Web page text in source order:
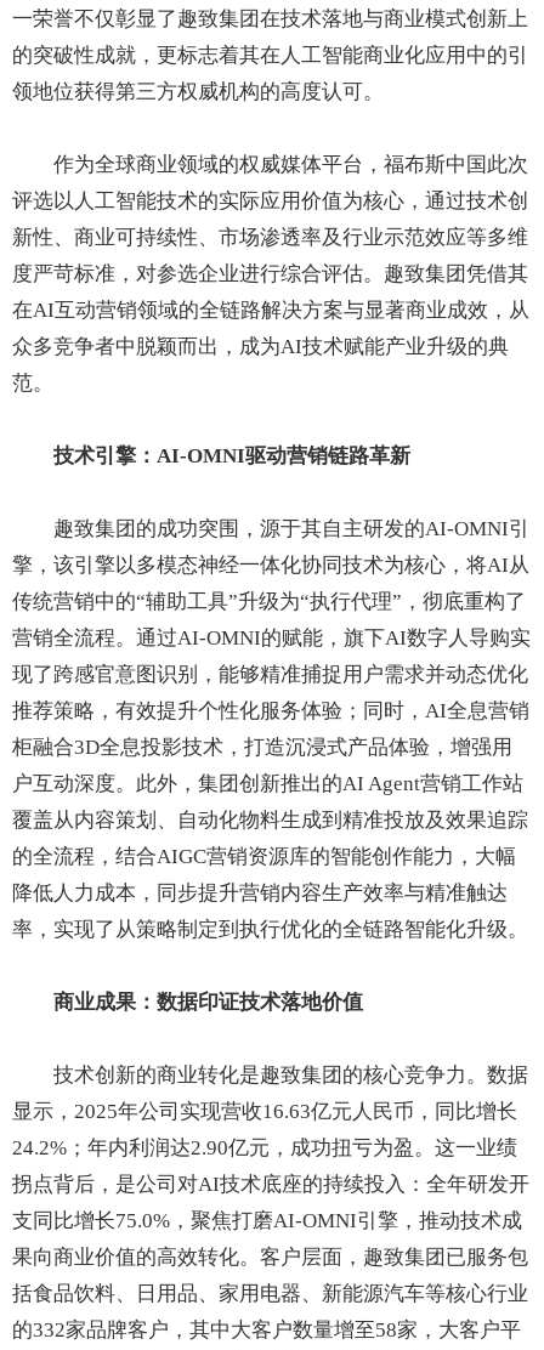
一荣誉不仅彰显了趣致集团在技术落地与商业模式创新上
的突破性成就，更标志着其在人工智能商业化应用中的引
领地位获得第三方权威机构的高度认可。
作为全球商业领域的权威媒体平台，福布斯中国此次
评选以人工智能技术的实际应用价值为核心，通过技术创
新性、商业可持续性、市场渗透率及行业示范效应等多维
度严苛标准，对参选企业进行综合评估。趣致集团凭借其
在AI互动营销领域的全链路解决方案与显著商业成效，从
众多竞争者中脱颖而出，成为AI技术赋能产业升级的典
范。
技术引擎：AI-OMNI驱动营销链路革新
趣致集团的成功突围，源于其自主研发的AI-OMNI引
擎，该引擎以多模态神经一体化协同技术为核心，将AI从
传统营销中的“辅助工具”升级为“执行代理”，彻底重构了
营销全流程。通过AI-OMNI的赋能，旗下AI数字人导购实
现了跨感官意图识别，能够精准捕捉用户需求并动态优化
推荐策略，有效提升个性化服务体验；同时，AI全息营销
柜融合3D全息投影技术，打造沉浸式产品体验，增强用
户互动深度。此外，集团创新推出的AI Agent营销工作站
覆盖从内容策划、自动化物料生成到精准投放及效果追踪
的全流程，结合AIGC营销资源库的智能创作能力，大幅
降低人力成本，同步提升营销内容生产效率与精准触达
率，实现了从策略制定到执行优化的全链路智能化升级。
商业成果：数据印证技术落地价值
技术创新的商业转化是趣致集团的核心竞争力。数据
显示，2025年公司实现营收16.63亿元人民币，同比增长
24.2%；年内利润达2.90亿元，成功扭亏为盈。这一业绩
拐点背后，是公司对AI技术底座的持续投入：全年研发开
支同比增长75.0%，聚焦打磨AI-OMNI引擎，推动技术成
果向商业价值的高效转化。客户层面，趣致集团已服务包
括食品饮料、日用品、家用电器、新能源汽车等核心行业
的332家品牌客户，其中大客户数量增至58家，大客户平